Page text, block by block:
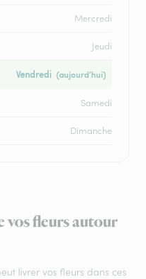
Mercredi
Jeudi
Vendredi (aujourd’hui)
Samedi
Dimanche
fleurs autour
livrer vos fleurs dans ces